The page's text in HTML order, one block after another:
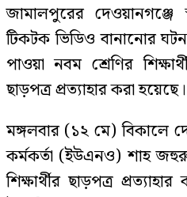
জামালপুরের
টিকটক ভিডিও বানানোর
পাওয়া নবম শ্রেণির
ছাড়পত্র প্রত্যাহার করা হয়েছে।
মঙ্গলবার (১২ মে) বিকালে
কর্মকর্তা (ইউএনও) শাহ
শিক্ষার্থীর ছাড়পত্র